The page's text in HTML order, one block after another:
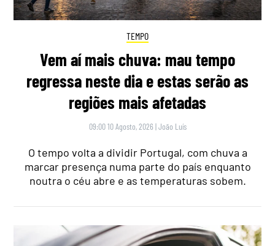
TEMPO
Vem aí mais chuva: mau tempo
regressa neste dia e estas serão as
regiões mais afetadas
09:00 10 Agosto, 2026 |João Luís
O tempo volta a dividir Portugal, com chuva a
marcar presença numa parte do país enquanto
noutra o céu abre e as temperaturas sobem.